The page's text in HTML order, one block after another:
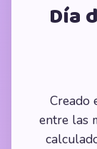
Día
Creado
entre las